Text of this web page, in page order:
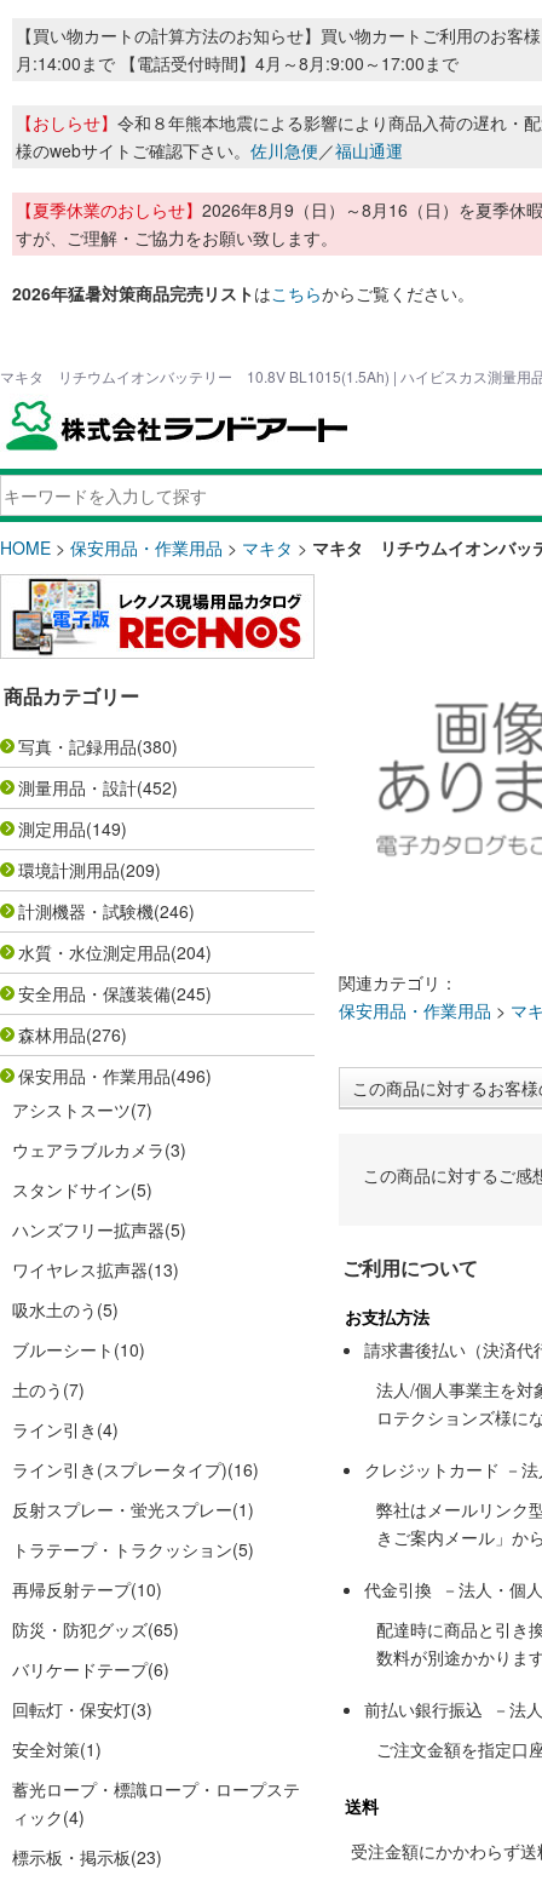
【買い物カートの計算方法のお知らせ】買い物カートご利用のお客
月:14:00まで 【電話受付時間】4月～8月:9:00～17:00まで
【おしらせ】 令和８年熊本地震による影響により商品入荷の遅れ・
様のwebサイトご確認下さい。 佐川急便／福山通運
【夏季休業のおしらせ】 2026年8月9（日）～8月16（日）を夏季休
すが、ご理解・ご協力をお願い致します。
2026年猛暑対策商品完売リストはこちらからご覧ください。
マキタ リチウムイオンバッテリー 10.8V BL1015(1.5Ah) | ハイビスカス測量用
HOME > 保安用品・作業用品 > マキタ > マキタ リチウムイオンバ
商品カテゴリー
写真・記録用品(380)
測量用品・設計(452)
測定用品(149)
環境計測用品(209)
計測機器・試験機(246)
水質・水位測定用品(204)
安全用品・保護装備(245)
森林用品(276)
保安用品・作業用品(496)
アシストスーツ(7)
ウェアラブルカメラ(3)
スタンドサイン(5)
ハンズフリー拡声器(5)
ワイヤレス拡声器(13)
吸水土のう (5)
ブルーシート (10)
土のう (7)
ライン引き (4)
ライン引き(スプレータイプ)(16)
反射スプレー・蛍光スプレー(1)
トラテープ・トラクッション(5)
再帰反射テープ(10)
防災・防犯グッズ(65)
バリケードテープ(6)
回転灯・保安灯(3)
安全対策(1)
蓄光ロープ・標識ロープ・ロープステ
ィック(4)
標示板・掲示板(23)
関連カテゴリ：
保安用品・作業用品 > マ
この商品に対するお客
この商品に対するご感
ご利用について
お支払方法
請求書後払い（決済代
法人/個人事業主を対
ロテクションズ様に
クレジットカード －
弊社はメールリンク
きご案内メール」か
代金引換 －法人・個
配達時に商品と引き
数料が別途かかりま
前払い銀行振込 －法
ご注文金額を指定口
送料
受注金額にかかわらず